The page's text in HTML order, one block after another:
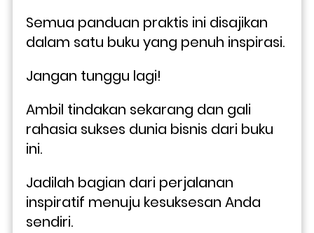
Semua panduan praktis ini disajikan
dalam satu buku yang penuh inspirasi.
Jangan tunggu lagi!
Ambil tindakan sekarang dan gali
rahasia sukses dunia bisnis dari buku
ini.
Jadilah bagian dari perjalanan
inspiratif menuju kesuksesan Anda
sendiri.